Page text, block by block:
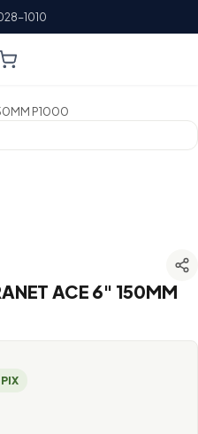
1010
P1000
ACE 6" 150MM